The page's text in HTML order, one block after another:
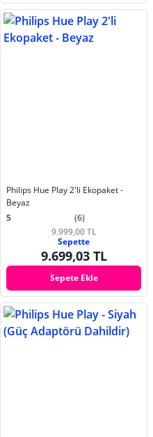
Philips Hue Play 2'li Ekopaket -
Beyaz
5
(6)
9.999,00 TL
Sepette
9.699,03 TL
Sepete Ekle